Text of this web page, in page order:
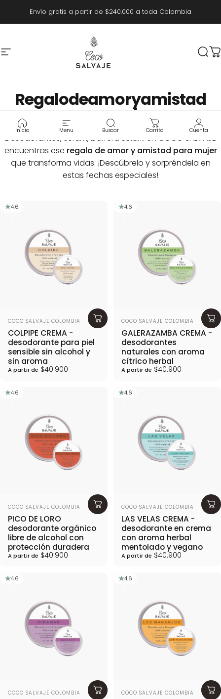
Envío gratis a partir de $240.000 a toda Colombia
Navegación COCO SALVAJE
Inicio Menu Buscar Carrito Cuenta
Regalodeamoryamistad
para mujer
Desodorantes, sérum, barrera solar… en COCO SALVAJE
encuentras ese regalo de amor y amistad para mujer
que transforma vidas. ¡Descúbrelo y sorpréndela en
estas fechas especiales!
4.6
Proveedor:
COCO SALVAJE COLOMBIA
COLPIPE CREMA -
desodorante para piel
sensible sin alcohol y
sin aroma
A partir de $40.900
4.6
Proveedor:
COCO SALVAJE COLOMBIA
GALERAZAMBA CREMA -
desodorantes
naturales con aroma
cítrico herbal
A partir de $40.900
4.6
Proveedor:
COCO SALVAJE COLOMBIA
PICO DE LORO
desodorante orgánico
libre de alcohol con
protección duradera
A partir de $40.900
4.6
Proveedor:
COCO SALVAJE COLOMBIA
LAS VELAS CREMA -
desodorante en crema
con aroma herbal
mentolado y vegano
A partir de $40.900
4.6
Proveedor:
COCO SALVAJE COLOMBIA
4.6
Proveedor:
COCO SALVAJE COLOMBIA